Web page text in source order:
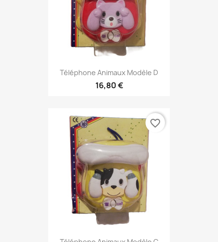
Téléphone Animaux Modèle D
16,80 €
favorite_border